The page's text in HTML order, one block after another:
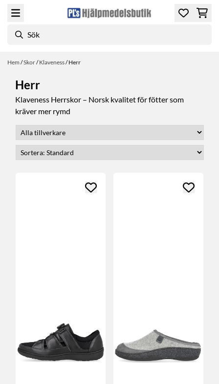
Hoppa till innehåll
Hem /Skor/Klaveness/Herr
Herr
Klaveness Herrskor – Norsk kvalitet för fötter som
kräver mer rymd